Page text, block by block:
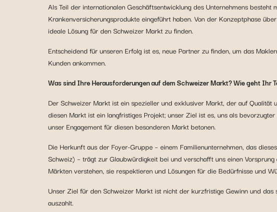
Als Teil der internationalen Geschäftsentwicklung des Unternehmens
Krankenversicherungsprodukte eingeführt haben. Von der Konzeptphase
ideale Lösung für den Schweizer Markt zu finden.
Entscheidend für unseren Erfolg ist es, neue Partner zu finden, um das
Kunden ankommen.
Was sind Ihre Herausforderungen auf dem Schweizer Markt? Wie geht Ihr
Der Schweizer Markt ist ein spezieller und exklusiver Markt, der auf Qualität
diesen Markt ist ein langfristiges Projekt; unser Ziel ist es, uns als
unser Engagement für diesen besonderen Markt betonen.
Die Herkunft aus der Foyer-Gruppe – einem Familienunternehmen, das
Schweiz) – trägt zur Glaubwürdigkeit bei und verschafft uns einen
Märkten verstehen, sie respektieren und Lösungen für die Bedürfnisse und
Unser Ziel für den Schweizer Markt ist nicht der kurzfristige Gewinn und
auszahlt.